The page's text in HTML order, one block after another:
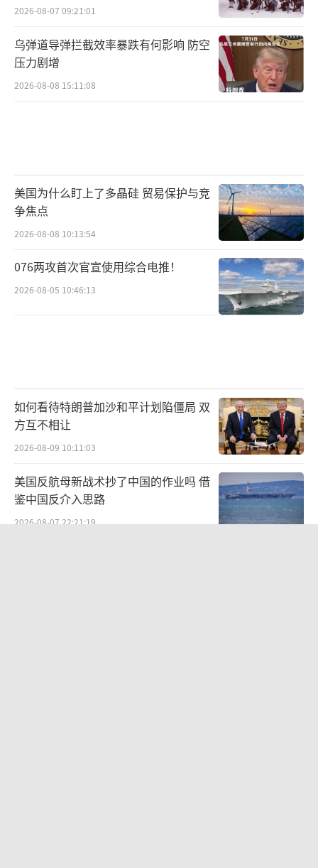
2026-08-07 09:21:01
乌弹道导弹拦截效率暴跌有何影响 防空
压力剧增
2026-08-08 15:11:08
美国为什么盯上了多晶硅 贸易保护与竞
争焦点
2026-08-08 10:13:54
076两攻首次官宣使用综合电推！
2026-08-05 10:46:13
如何看待特朗普加沙和平计划陷僵局 双
方互不相让
2026-08-09 10:11:03
美国反航母新战术抄了中国的作业吗 借
鉴中国反介入思路
2026-08-07 22:21:19